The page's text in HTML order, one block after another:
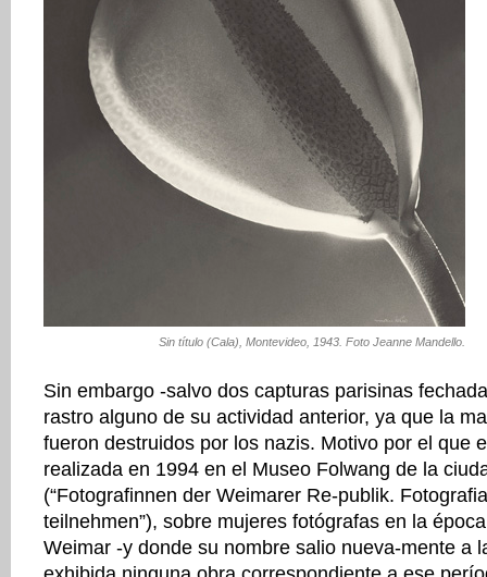
Sin título (Cala), Montevideo, 1943. Foto Jeanne Mandello.
Sin embargo -salvo dos capturas parisinas
rastro alguno de su actividad anterior, ya que la
fueron destruidos por los nazis. Motivo por el que
realizada en 1994 en el Museo Folwang de la
(“Fotografinnen der Weimarer Re-publik.
teilnehmen”), sobre mujeres fotógrafas en la
Weimar -y donde su nombre salio nueva-mente a